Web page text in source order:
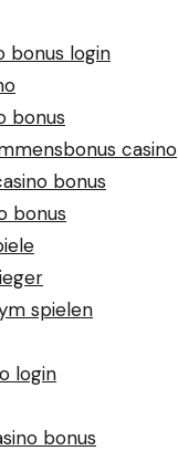
bonus login
bonus
casino
bonus
bonus
spielen
login
bonus